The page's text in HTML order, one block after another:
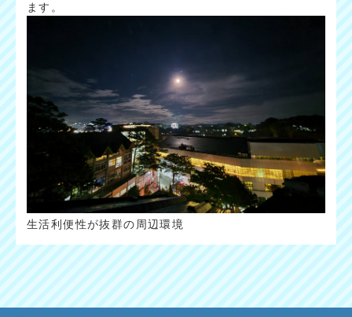
ます。
生活利便性が抜群の周辺環境